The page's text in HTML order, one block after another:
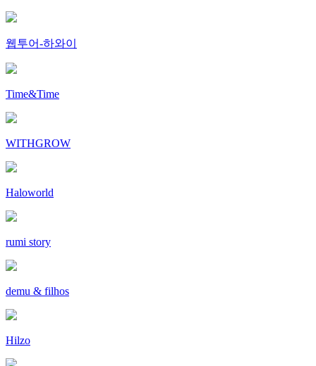
웹투어-하와이
Time&Time
WITHGROW
Haloworld
rumi story
demu & filhos
Hilzo